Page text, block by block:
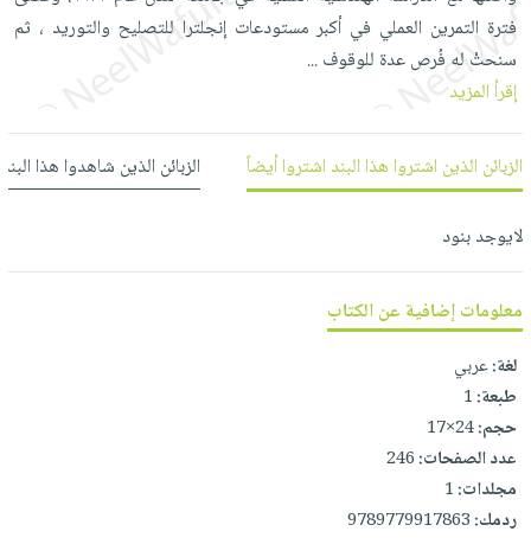
العناية
بالأسنان
الحمية
والتغذية
الخبز
أدوات
المائدة
الأوعية
والتخزين
أدوات
المطبخ
الأكثر
مبيعاً
العودة
للمدارس
اكسسوارات
اكسسوارات
منزلية
اكسسوارات
مطرزات
حقائب
حلي
عناية
بالذات
شحن
مجاني
مختارة
اشتراكات
الاشتراكات
صندوق
القراءة
بلا
حدود
متقدم
نيل
وفرات
عن
الشركة
سياسة
حسابك
لائحة
فترة التمرين العملي في أكبر مستودعات إنجلترا للتصليح والتوريد ، ثم
سنحتْ له فُرص عدة للوقوف...
إقرأ المزيد
الزبائن الذين اشتروا هذا البند اشتروا أيضاً الزبائن الذين شاهدوا هذا
لايوجد بنود
معلومات إضافية عن الكتاب
لغة:عربي
طبعة:1
حجم:24×17
عدد الصفحات:246
مجلدات:1
ردمك:9789779917863